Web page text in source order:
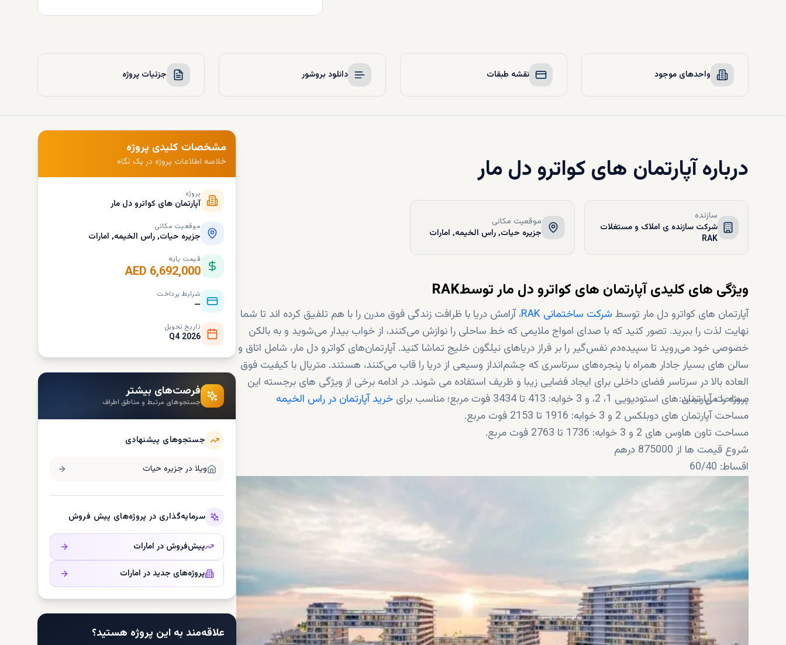
واحدهای موجود نقشه طبقات دانلود بروشور جزئیات پروژه
دربارهآپارتمان های کواترو دل مار
سازنده
شرکت سازنده ی املاک و مستغلات
RAK
موقعیت مکانی
جزیره حیات, راس الخیمه, امارات
ویژگی های کلیدی آپارتمان های کواترو دل مار توسطRAK
آپارتمان های کواترو دل مار توسط شرکت ساختمانی RAK
، آرامش دریا با ظرافت زندگی فوق مدرن را با هم تلفیق کرده اند تا شما
نهایت لذت را ببرید. تصور کنید که با صدای امواج ملایمی که خط ساحلی را نوازش می‌کنند، از خواب بیدار می‌شوید و به بالکن
خصوصی خود می‌روید تا سپیده‌دم نفس‌گیر را بر فراز دریاهای نیلگون خلیج تماشا کنید. آپارتمان‌های کواترو دل مار، شامل اتاق و
سالن های بسیار جادار همراه با پنجره‌های سرتاسری که چشم‌انداز وسیعی از دریا را قاب می‌کنند، هستند. متریال با کیفیت فوق
العاده بالا در سرتاسر فضای داخلی برای ایجاد فضایی زیبا و ظریف استفاده می شوند. در ادامه برخی از ویژگی های برجسته این
پروژه را می بینید:
مساحت آپارتمان های استودیویی 1، 2، و 3 خوابه: 413 تا 3434 فوت مربع؛ مناسب برای
خرید آپارتمان در راس الخیمه
مساحت آپارتمان های دوبلکس 2 و 3 خوابه: 1916 تا 2153 فوت مربع.
مساحت تاون هاوس های 2 و 3 خوابه: 1736 تا 2763 فوت مربع.
شروع قیمت ها از 875000 درهم
اقساط: 60/40
تحویل: Q4 2026
مشخصات کلیدی پروژه
خلاصه اطلاعات پروژه در یک نگاه
پروژه
آپارتمان های کواترو دل مار
موقعیت مکانی
جزیره حیات, راس الخیمه, امارات
قیمت پایه
AED 6,692,000
شرایط پرداخت
—
تاریخ تحویل
Q4 2026
فرصت‌های بیشتر
جستجوهای مرتبط و مناطق اطراف
جستجوهای پیشنهادی
ویلا در جزیره حیات
سرمایه‌گذاری در پروژه‌های پیش فروش
پیش‌فروش در امارات
پروژه‌های جدید در امارات
علاقه‌مند به این پروژه هستید؟